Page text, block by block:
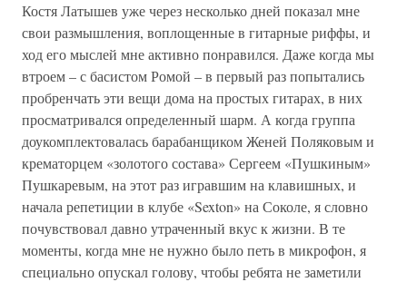
Костя Латышев уже через несколько дней показал мне
свои размышления, воплощенные в гитарные риффы, и
ход его мыслей мне активно понравился. Даже когда мы
втроем – с басистом Ромой – в первый раз попытались
пробренчать эти вещи дома на простых гитарах, в них
просматривался определенный шарм. А когда группа
доукомплектовалась барабанщиком Женей Поляковым и
крематорцем «золотого состава» Сергеем «Пушкиным»
Пушкаревым, на этот раз игравшим на клавишных, и
начала репетиции в клубе «Sexton» на Соколе, я словно
почувствовал давно утраченный вкус к жизни. В те
моменты, когда мне не нужно было петь в микрофон, я
специально опускал голову, чтобы ребята не заметили